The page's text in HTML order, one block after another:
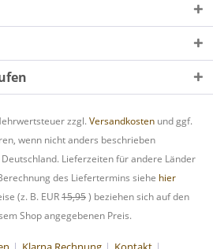
zzgl. Versandkosten und ggf.
wenn nicht anders beschrieben
Lieferzeiten für andere Länder
des Liefertermins siehe hier
(z. B. EUR15,95) beziehen sich auf den
Shop angegebenen Preis.